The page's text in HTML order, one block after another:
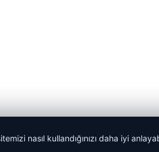
Harika Haber – Son Dakika Haberler
nasıl kullandığınızı daha iyi